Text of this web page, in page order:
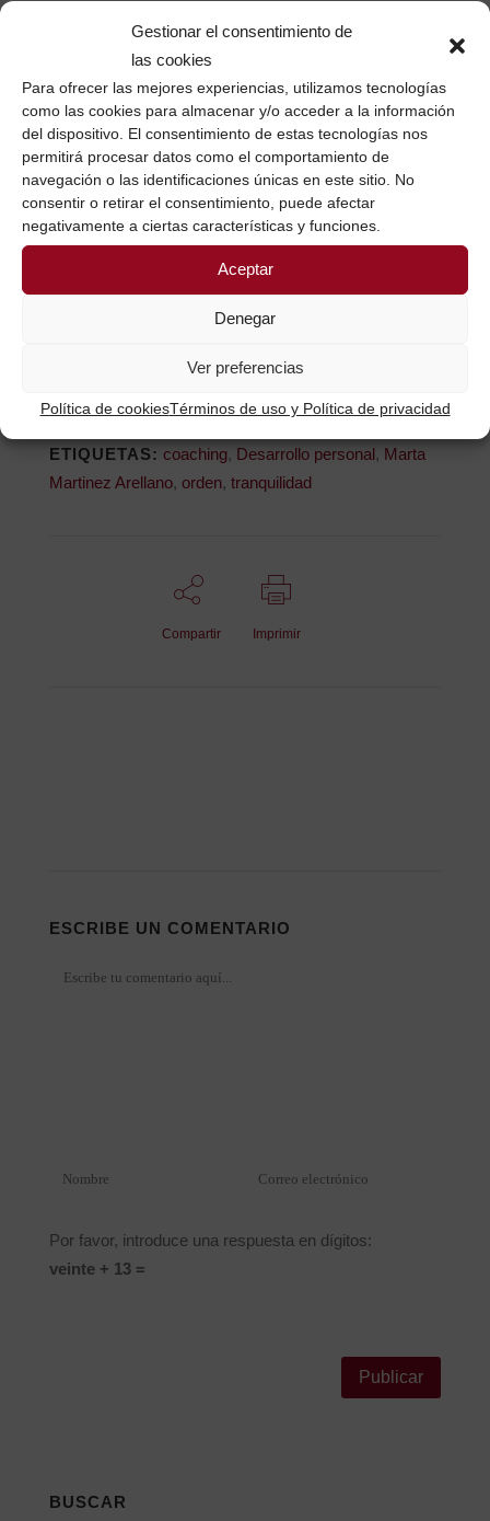
Gestionar el consentimiento de
las cookies
Para ofrecer las mejores experiencias, utilizamos tecnologías
como las cookies para almacenar y/o acceder a la información
del dispositivo. El consentimiento de estas tecnologías nos
permitirá procesar datos como el comportamiento de
navegación o las identificaciones únicas en este sitio. No
consentir o retirar el consentimiento, puede afectar
negativamente a ciertas características y funciones.
Aceptar
Denegar
Ver preferencias
Política de cookiesTérminos de uso y Política de privacidad
Y prestando atención a cómo ordenas cada cosa,
encontrarás que algún objeto, o tal vez algún
pensamiento, emoción o idea, tiene mejor cabida en
otro sitio. Este pequeño cambio abre con toda
seguridad una nueva perspectiva que se ve
subrayada por la tranquilidad de contemplar que
todo está ahora realmente en su sitio.
Si estás así por dentro, prueba a ordenar fuera y
Marta Martínez Arellano
Desarrollo personal y
ETIQUETAS: coaching, Desarrollo personal, Marta
Martinez Arellano, orden, tranquilidad
Compartir Imprimir
ESCRIBE UN COMENTARIO
Por favor, introduce una respuesta en dígitos:
veinte + 13 =
BUSCAR